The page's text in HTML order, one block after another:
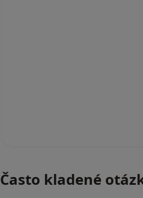
Často kladené